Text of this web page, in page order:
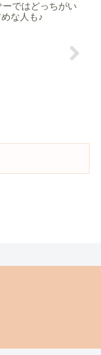
ではどっちがい
な人も♪